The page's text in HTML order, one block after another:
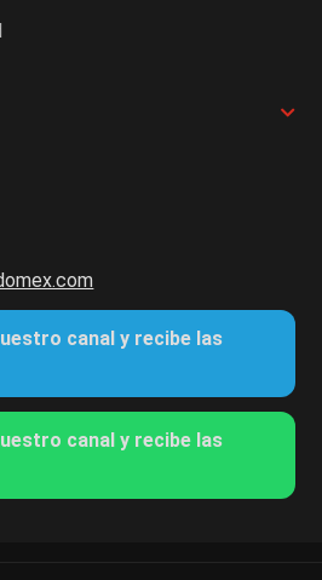
canal y recibe las
canal y recibe las